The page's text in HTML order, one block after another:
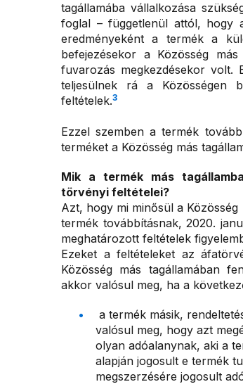
tagállamába vállalkozása
foglal – függetlenül attól, hogy
eredményeként a termék a
befejezésekor a Közösség
fuvarozás megkezdésekor volt.
teljesülnek rá a Közösségen
feltételek.3
Ezzel szemben a termék
terméket a Közösség más
Mik a termék más
törvényi feltételei?
Azt, hogy mi minősül a
termék továbbításnak, 2020.
meghatározott feltételek
Ezeket a feltételeket az
Közösség más tagállamában
akkor valósul meg, ha a
a termék másik,
valósul meg, hogy azt
olyan adóalanynak, aki a
alapján jogosult e termék
megszerzésére jogosult